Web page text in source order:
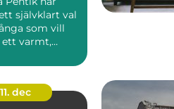
självklart val
som vill
ett varmt,
11. dec